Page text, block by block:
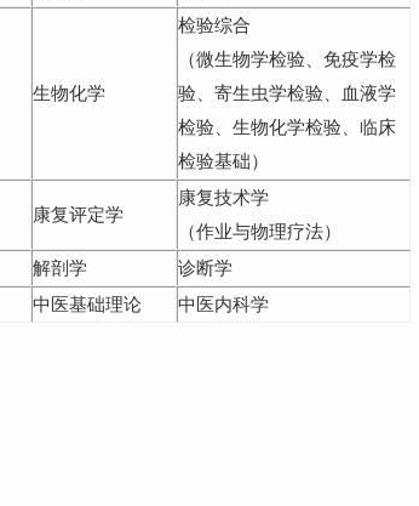
生物化学
检验综合
（微生物学检验、免疫学检
验、寄生虫学检验、血液学
检验、生物化学检验、临床
检验基础）
康复评定学
康复技术学
（作业与物理疗法）
解剖学
诊断学
中医基础理论 中医内科学